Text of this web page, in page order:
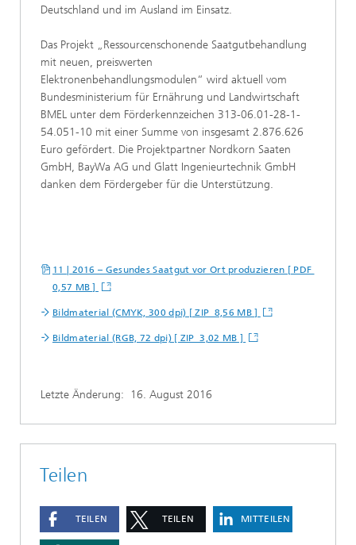
Deutschland und im Ausland im Einsatz.
Das Projekt „Ressourcenschonende Saatgutbehandlung
mit neuen, preiswerten
Elektronenbehandlungsmodulen“ wird aktuell vom
Bundesministerium für Ernährung und Landwirtschaft
BMEL unter dem Förderkennzeichen 313-06.01-28-1-
54.051-10 mit einer Summe von insgesamt 2.876.626
Euro gefördert. Die Projektpartner Nordkorn Saaten
GmbH, BayWa AG und Glatt Ingenieurtechnik GmbH
danken dem Fördergeber für die Unterstützung.
11 | 2016 – Gesundes Saatgut vor Ort produzieren [ PDF
0,57 MB ]
Bildmaterial (CMYK, 300 dpi) [ ZIP 8,56 MB ]
Bildmaterial (RGB, 72 dpi) [ ZIP 3,02 MB ]
Letzte Änderung: 16. August 2016
Teilen
TEILEN TEILEN MITTEILEN